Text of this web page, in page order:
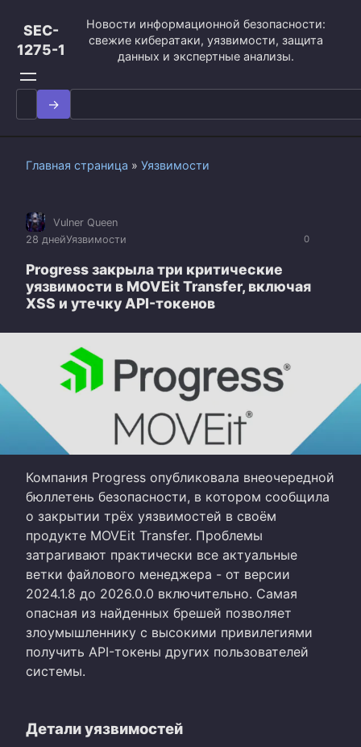
контенту
SEC-
1275-1
Новости информационной безопасности:
свежие кибератаки, уязвимости, защита
данных и экспертные анализы.
Search
for:
Главная страница » Уязвимости
0
Vulner Queen
28 днейУязвимости
Progress закрыла три критические
уязвимости в MOVEit Transfer, включая
XSS и утечку API-токенов
Компания Progress опубликовала внеочередной
бюллетень безопасности, в котором сообщила
о закрытии трёх уязвимостей в своём
продукте MOVEit Transfer. Проблемы
затрагивают практически все актуальные
ветки файлового менеджера - от версии
2024.1.8 до 2026.0.0 включительно. Самая
опасная из найденных брешей позволяет
злоумышленнику с высокими привилегиями
получить API-токены других пользователей
системы.
Детали уязвимостей